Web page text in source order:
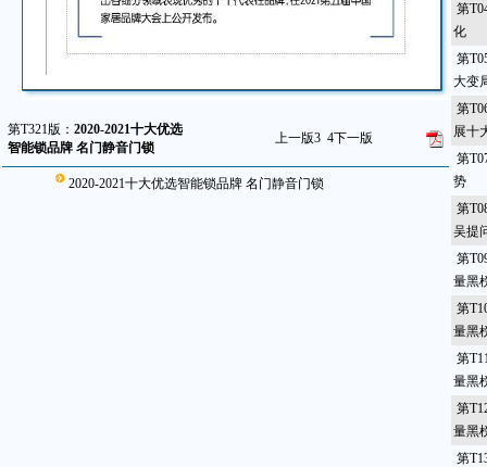
第T321版： 2020-2021十大优选
智能锁品牌 名门静音门锁
上一版3 4下一版
2020-2021十大优选智能锁品牌 名门静音门锁
第
化
第
大变
第
展十
第
势
第
吴提
第
量黑
第
量黑
第
量黑
第
量黑
第